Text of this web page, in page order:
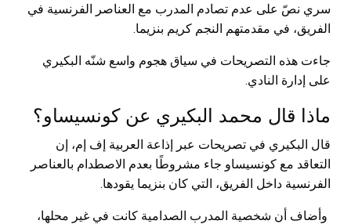
سري نصّ على عدم تصادم المدرب مع العناصر الفرنسية في
الفريق، في مقدمتهم النجم كريم بنزيما.
جاءت هذه التصريحات في سياق هجوم واسع شنّه البكيري
على إدارة النادي.
ماذا قال محمد البكيري عن كونسيساو؟
قال البكيري في تصريحات عبر إذاعة العربية إف إم، إن
التعاقد مع كونسيساو جاء مشروطًا بعدم الاصطدام بالعناصر
الفرنسية داخل الفريق، التي كان بنزيما يقودها.
وأضاف أن شخصية المدرب الصدامية كانت في غير محلها،